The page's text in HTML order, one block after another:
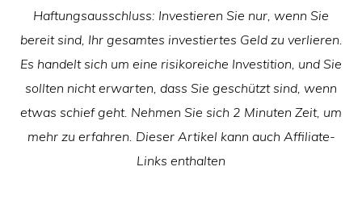
Haftungsausschluss: Investieren Sie nur, wenn Sie
bereit sind, Ihr gesamtes investiertes Geld zu verlieren.
Es handelt sich um eine risikoreiche Investition, und Sie
sollten nicht erwarten, dass Sie geschützt sind, wenn
etwas schief geht. Nehmen Sie sich 2 Minuten Zeit, um
mehr zu erfahren. Dieser Artikel kann auch Affiliate-
Links enthalten